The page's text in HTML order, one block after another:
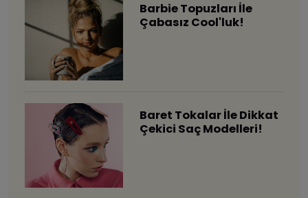
Barbie Topuzları İle
Çabasız Cool'luk!
Baret Tokalar İle Dikkat
Çekici Saç Modelleri!